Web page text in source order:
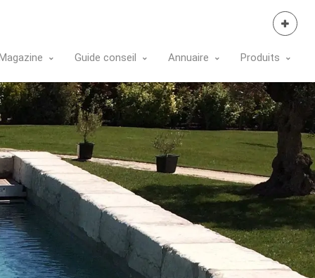
Guide conseil Annuaire Produits